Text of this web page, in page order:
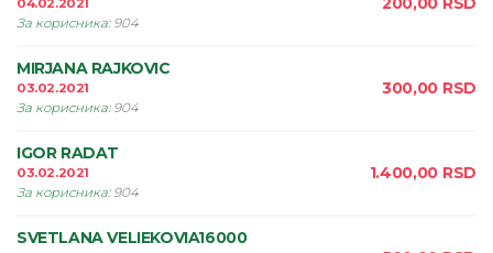
04.02.2021
За корисника: 904
MIRJANA RAJKOVIC
03.02.2021
За корисника: 904
300,00 RSD
IGOR RADAT
03.02.2021
За корисника: 904
1.400,00 RSD
SVETLANA VELIEKOVIA16000